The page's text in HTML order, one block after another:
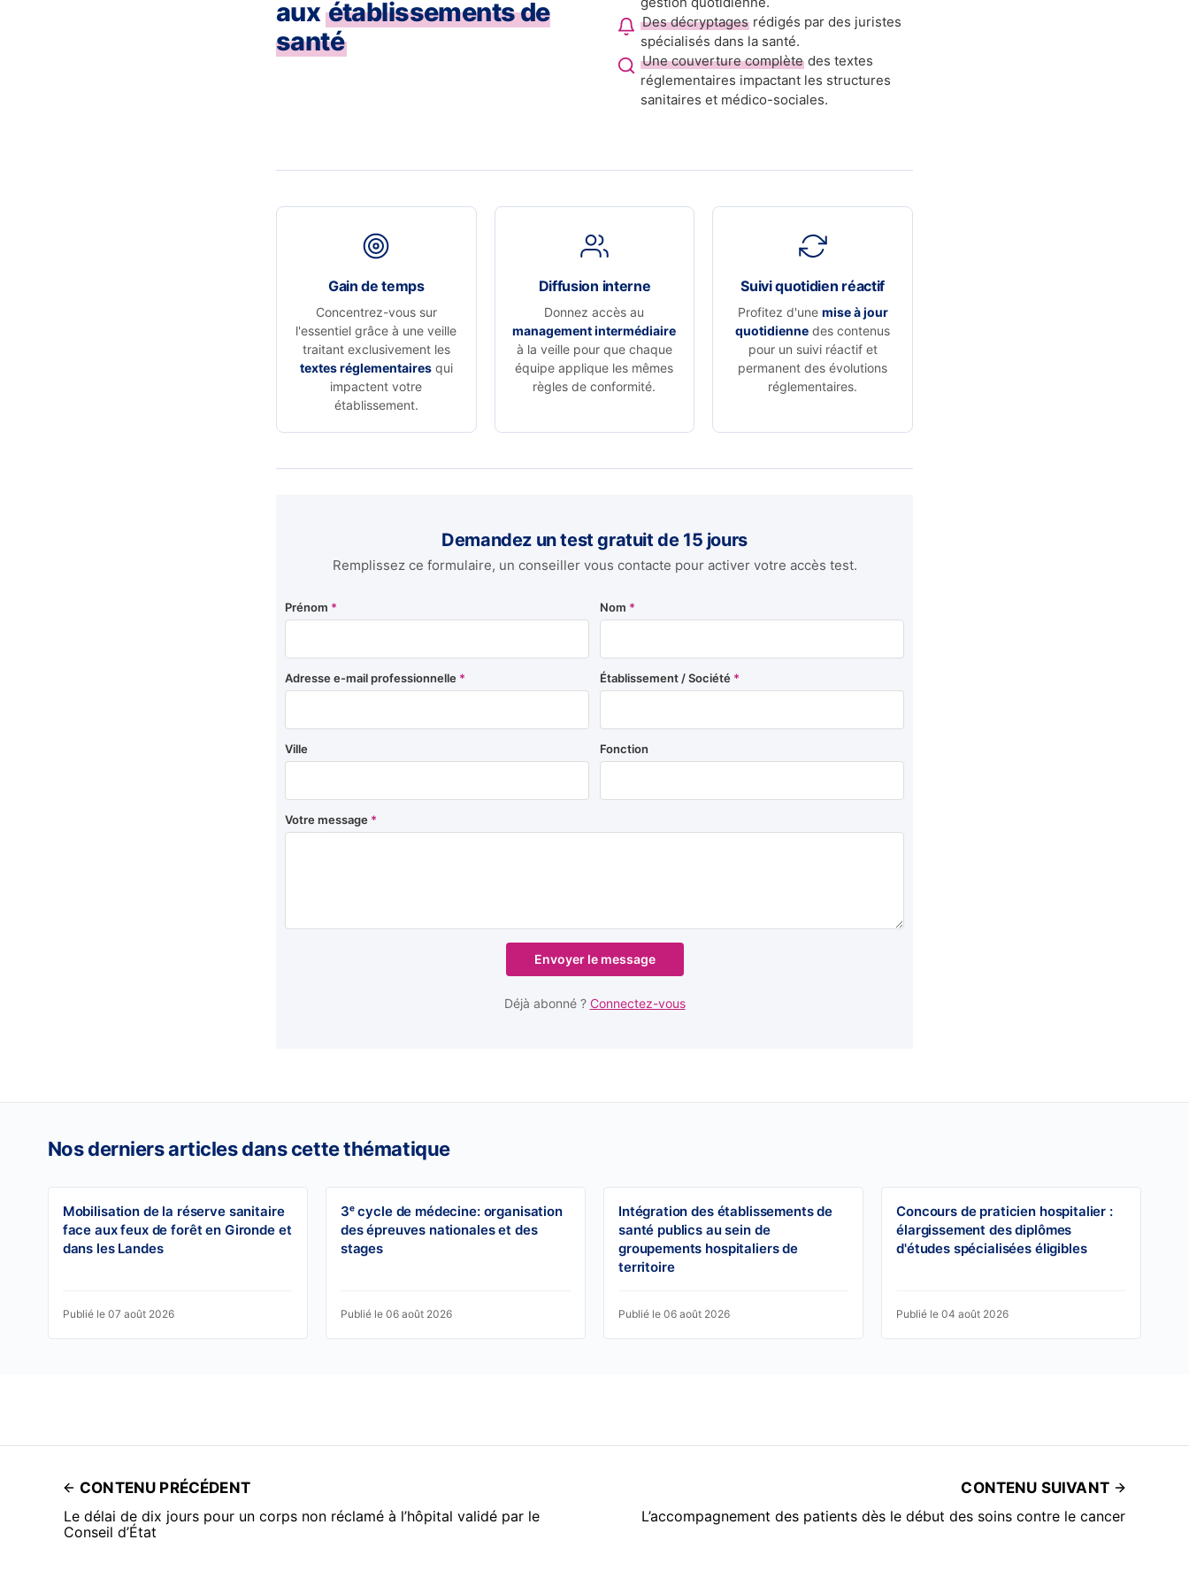
aux établissements de
santé
Des décryptages rédigés par des juristes
spécialisés dans la santé.
Une couverture complète des textes
réglementaires impactant les structures
sanitaires et médico-sociales.
Gain de temps
Concentrez-vous sur
l'essentiel grâce à une veille
traitant exclusivement les
textes réglementairesqui
impactent votre
établissement.
Diffusion interne
Donnez accès au
management intermédiaire
à la veille pour que chaque
équipe applique les mêmes
règles de conformité.
Suivi quotidien réactif
Profitez d'une mise à jour
quotidienne des contenus
pour un suivi réactif et
permanent des évolutions
réglementaires.
Demandez un test gratuit de 15 jours
Remplissez ce formulaire, un conseiller vous contacte pour activer votre accès test.
Prénom * Nom *
Adresse e-mail professionnelle * Établissement / Société *
Ville Fonction
Votre message *
Envoyer le message
Déjà abonné ? Connectez-vous
Nos derniers articles dans cette thématique
Mobilisation de la réserve sanitaire
face aux feux de forêt en Gironde et
dans les Landes
Publié le 07 août 2026
3ᵉ cycle de médecine: organisation
des épreuves nationales et des
stages
Publié le 06 août 2026
Intégration des établissements de
santé publics au sein de
groupements hospitaliers de
territoire
Publié le 06 août 2026
Concours de praticien hospitalier :
élargissement des diplômes
d'études spécialisées éligibles
Publié le 04 août 2026
CONTENU PRÉCÉDENT
Le délai de dix jours pour un corps non réclamé à l’hôpital validé par le
Conseil d’État
CONTENU SUIVANT
L’accompagnement des patients dès le début des soins contre le cancer